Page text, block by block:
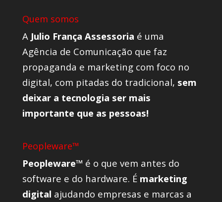
Quem somos
A Julio França Assessoria é uma
Agência de Comunicação que faz
propaganda e marketing com foco no
digital, com pitadas do tradicional, sem
deixar a tecnologia ser mais
importante que as pessoas!
Peopleware™
Peopleware™ é o que vem antes do
software e do hardware. É marketing
digital ajudando empresas e marcas a